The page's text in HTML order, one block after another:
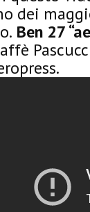
dei
Ben 27